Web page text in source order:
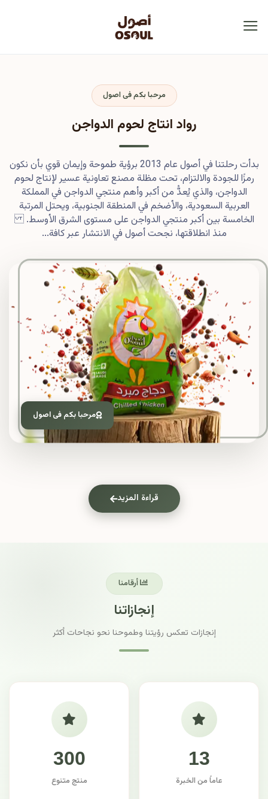
مرحبا بكم فى اصول
مرحبا بكم فى اصول
رواد انتاج لحوم الدواجن
بدأت رحلتنا في أصول عام 2013 برؤية طموحة وإيمان قوي بأن نكون
رمزًا للجودة والالتزام، تحت مظلة مصنع تعاونية عسير لإنتاج لحوم
الدواجن، والذي يُعدُّ من أكبر وأهم منتجي الدواجن في المملكة
العربية السعودية، والأضخم في المنطقة الجنوبية، ويحتل المرتبة
الخامسة بين أكبر منتجي الدواجن على مستوى الشرق الأوسط.
منذ انطلاقتها، نجحت أصول في الانتشار عبر كافة...
قراءة المزيد
أرقامنا
إنجازاتنا
إنجازات تعكس رؤيتنا وطموحنا نحو نجاحات أكثر
13
عاماً من الخبرة
300
منتج متنوع